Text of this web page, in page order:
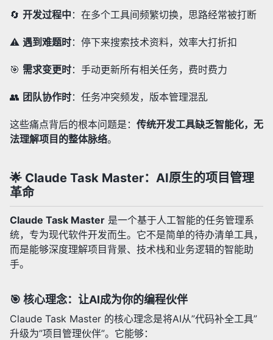
🔄 开发过程中 ：在多个工具间频繁切换，思路经常被打断
⚠️ 遇到难题时：停下来搜索技术资料，效率大打折扣
🎯 需求变更时：手动更新所有相关任务，费时费力
👥 团队协作时：任务冲突频发，版本管理混乱
这些痛点背后的根本问题是： 传统开发工具缺乏智能化，无
法理解项目的整体脉络。
🌟 Claude Task Master：AI原生的项目管理
革命
Claude Task Master 是一个基于人工智能的任务管理系
统，专为现代软件开发而生。它不是简单的待办清单工具，
而是能够深度理解项目背景、技术栈和业务逻辑的智能助
手。
🎯 核心理念：让AI成为你的编程伙伴
Claude Task Master 的核心理念是将AI从”代码补全工具”
升级为”项目管理伙伴”。它能够：